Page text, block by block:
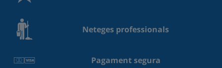
Neteges professionals
Pagament segura